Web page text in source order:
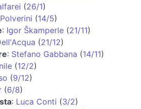
(26/1)
(14/5)
: Igor Škamperle (21/11)
(21/12)
: Stefano Gabbana (14/11)
(12/2)
(9/12)
(6/8)
: Luca Conti (3/2)